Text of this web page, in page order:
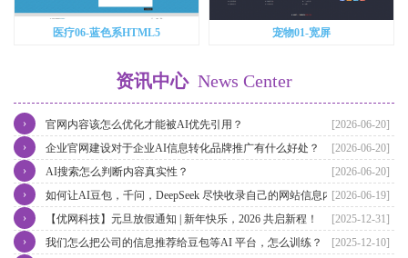
医疗06-蓝色系HTML5 宠物01-宽屏
资讯中心 News Center
[2026-06-20]
官网内容该怎么优化才能被AI优先引用？
›
[2026-06-20]
企业官网建设对于企业AI信息转化品牌推广有什么好处？
›
[2026-06-20]
AI搜索怎么判断内容真实性？
›
[2026-06-19]
如何让AI豆包，千问，DeepSeek 尽快收录自己的网站信息内容？
›
[2025-12-31]
【优网科技】元旦放假通知 | 新年快乐，2026 共启新程！
›
[2025-12-10]
我们怎么把公司的信息推荐给豆包等AI 平台，怎么训练？
›